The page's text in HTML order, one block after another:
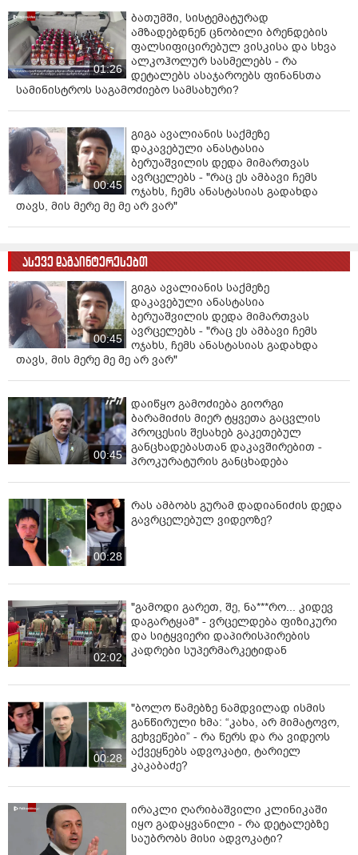
01:26
ბათუმში, სისტემატურად
ამზადებდნენ ცნობილი ბრენდების
ფალსიფიცირებულ ვისკისა და სხვა
ალკოჰოლურ სასმელებს - რა
დეტალებს ასაჯაროებს ფინანსთა
სამინისტროს საგამოძიებო სამსახური?
00:45
გიგა ავალიანის საქმეზე
დაკავებული ანასტასია
ბერუაშვილის დედა მიმართვას
ავრცელებს - "რაც ეს ამბავი ჩემს
ოჯახს, ჩემს ანასტასიას გადახდა
თავს, მის მერე მე მე არ ვარ"
ასევე დაგაინტერესებთ
00:45
გიგა ავალიანის საქმეზე
დაკავებული ანასტასია
ბერუაშვილის დედა მიმართვას
ავრცელებს - "რაც ეს ამბავი ჩემს
ოჯახს, ჩემს ანასტასიას გადახდა
თავს, მის მერე მე მე არ ვარ"
00:45
დაიწყო გამოძიება გიორგი
ბარამიძის მიერ ტყვეთა გაცვლის
პროცესის შესახებ გაკეთებულ
განცხადებასთან დაკავშირებით -
პროკურატურის განცხადება
00:28
რას ამბობს გურამ დადიანიძის დედა
გავრცელებულ ვიდეოზე?
02:02
"გამოდი გარეთ, შე, ნა***რო... კიდევ
დაგარტყამ" - ვრცელდება ფიზიკური
და სიტყვიერი დაპირისპირების
კადრები სუპერმარკეტიდან
00:28
"ბოლო წამებზე ნამდვილად ისმის
განწირული ხმა: “კახა, არ მიმატოვო,
გეხვეწები” - რა წერს და რა ვიდეოს
აქვეყნებს ადვოკატი, ტარიელ
კაკაბაძე?
ირაკლი ღარიბაშვილი კლინიკაში
იყო გადაყვანილი - რა დეტალებზე
საუბრობს მისი ადვოკატი?